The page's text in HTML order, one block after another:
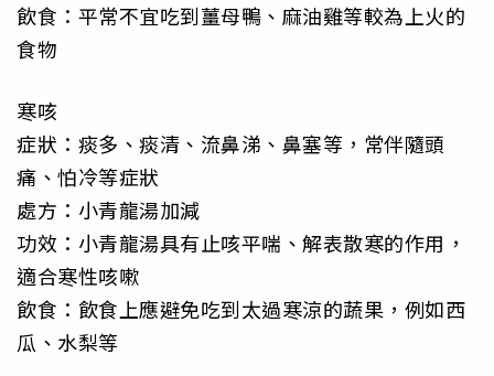
飲食：平常不宜吃到薑母鴨、麻油雞等較為上火的
食物
寒咳
症狀：痰多、痰清、流鼻涕、鼻塞等，常伴隨頭
痛、怕冷等症狀
處方：小青龍湯加減
功效：小青龍湯具有止咳平喘、解表散寒的作用，
適合寒性咳嗽
飲食：飲食上應避免吃到太過寒涼的蔬果，例如西
瓜、水梨等